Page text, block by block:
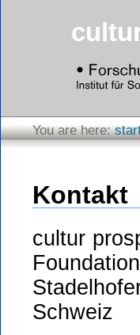
You are here:
Kontakt
cultur
Foundation
Schweiz